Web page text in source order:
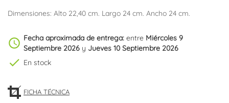
Dimensiones: Alto 22,40 cm. Largo 24 cm. Ancho 24 cm.
schedule Fecha aproximada de entrega: entre Miércoles 9
Septiembre 2026 y Jueves 10 Septiembre 2026
check En stock
FICHA TÉCNICA